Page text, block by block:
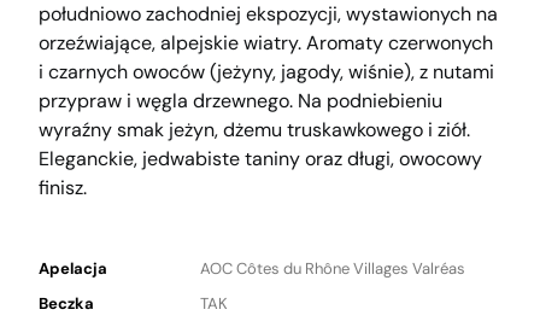
południowo zachodniej ekspozycji, wystawionych na
orzeźwiające, alpejskie wiatry. Aromaty czerwonych
i czarnych owoców (jeżyny, jagody, wiśnie), z nutami
przypraw i węgla drzewnego. Na podniebieniu
wyraźny smak jeżyn, dżemu truskawkowego i ziół.
Eleganckie, jedwabiste taniny oraz długi, owocowy
finisz.
Apelacja
AOC Côtes du Rhône Villages Valréas
Beczka
TAK